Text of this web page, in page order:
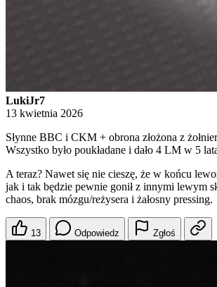
LukiJr7
13 kwietnia 2026
Słynne BBC i CKM + obrona złożona z
Wszystko było poukładane i dało 4 LM w 5
A teraz? Nawet się nie cieszę, że w końcu
jak i tak będzie pewnie gonił z innymi lewym
chaos, brak mózgu/reżysera i żałosny pressing.
13 Odpowiedz Zgłoś